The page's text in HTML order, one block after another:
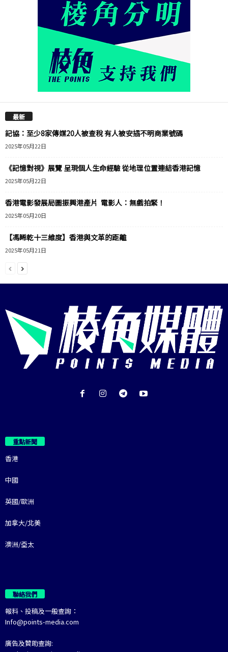
最新
記協：至少8家傳媒20人被查稅 有人被安插不明商業號碼
2025年05月22日
《記憶對視》展覽 呈現個人生命經驗 從地理位置連結香港記憶
2025年05月22日
香港電影發展局圖振興港產片 電影人：無戲拍緊！
2025年05月20日
【馮睎乾十三維度】香港與文革的距離
2025年05月21日
重點新聞
香港
中國
英國/歐洲
加拿大/北美
澳洲/亞太
聯絡我們
報料、投稿及一般查詢：
Info@points-media.com
廣告及贊助查詢: